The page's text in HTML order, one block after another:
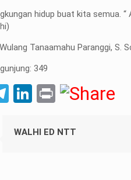
hidup buat kita semua.
Tanaamahu Paranggi, S.
349
Telegram
LinkedIn
Print
WALHI ED NTT